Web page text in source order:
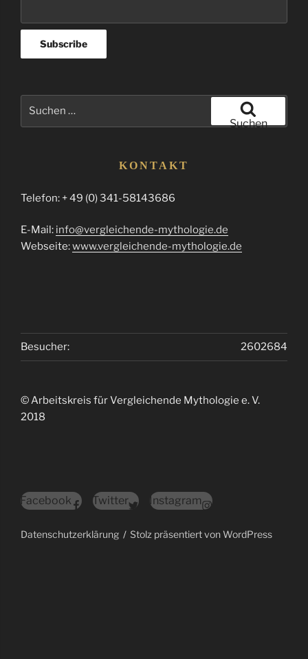
Suchen
KONTAKT
Telefon: + 49 (0) 341-58143686
E-Mail: info@vergleichende-mythologie.de
Webseite:www.vergleichende-mythologie.de
2602684
Besucher:
© Arbeitskreis für Vergleichende Mythologie e. V.
2018
Facebook Twitter Instagram
Datenschutzerklärung Stolz präsentiert von WordPress